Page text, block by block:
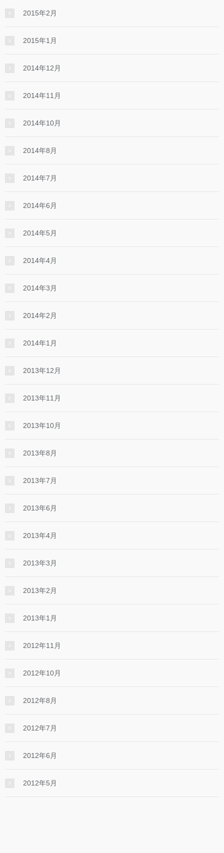
2015年2月
2015年1月
2014年12月
2014年11月
2014年10月
2014年8月
2014年7月
2014年6月
2014年5月
2014年4月
2014年3月
2014年2月
2014年1月
2013年12月
2013年11月
2013年10月
2013年8月
2013年7月
2013年6月
2013年4月
2013年3月
2013年2月
2013年1月
2012年11月
2012年10月
2012年8月
2012年7月
2012年6月
2012年5月